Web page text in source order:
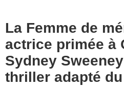
La Femme de
actrice primée à
Sydney
thriller adapté